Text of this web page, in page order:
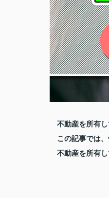
不動産を所有
この記事では
不動産を所有